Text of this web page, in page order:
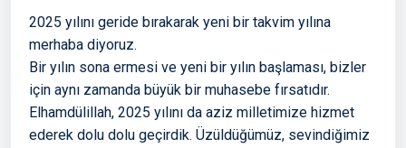
2025 yılını geride bırakarak yeni bir takvim yılına
merhaba diyoruz.
Bir yılın sona ermesi ve yeni bir yılın başlaması, bizler
için aynı zamanda büyük bir muhasebe fırsatıdır.
Elhamdülillah, 2025 yılını da aziz milletimize hizmet
ederek dolu dolu geçirdik. Üzüldüğümüz, sevindiğimiz